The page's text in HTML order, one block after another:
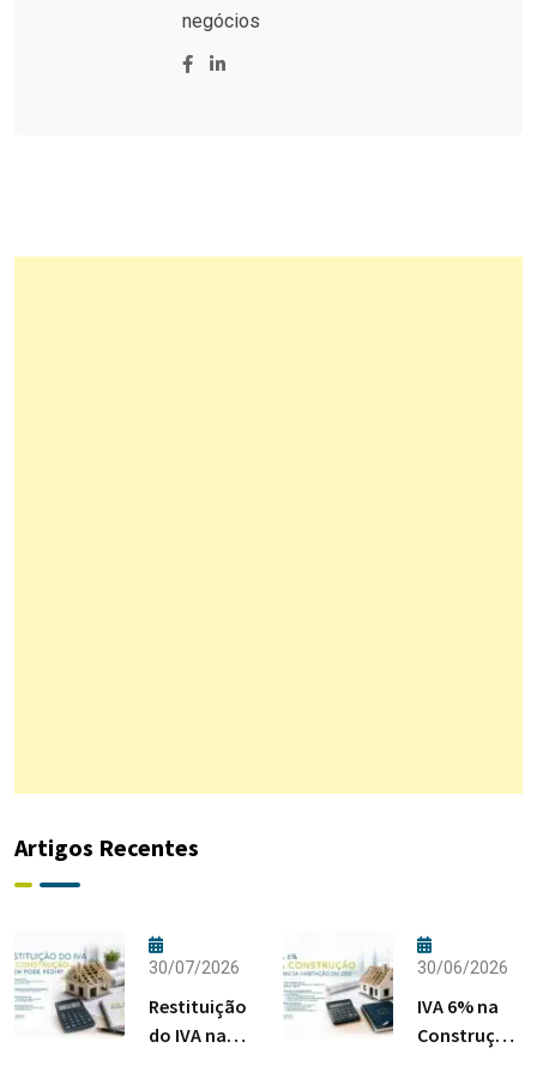
negócios
Artigos Recentes
30/07/2026
Restituição
do IVA na
30/06/2026
IVA 6% na
Construção: